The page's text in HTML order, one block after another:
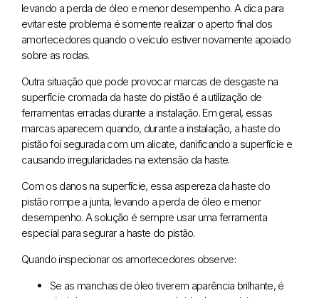
levando a perda de óleo e menor desempenho. A dica para
evitar este problema é somente realizar o aperto final dos
amortecedores quando o veículo estiver novamente apoiado
sobre as rodas.
Outra situação que pode provocar marcas de desgaste na
superfície cromada da haste do pistão é a utilização de
ferramentas erradas durante a instalação. Em geral, essas
marcas aparecem quando, durante a instalação, a haste do
pistão foi segurada com um alicate, danificando a superfície e
causando irregularidades na extensão da haste.
Com os danos na superfície, essa aspereza da haste do
pistão rompe a junta, levando a perda de óleo e menor
desempenho. A solução é sempre usar uma ferramenta
especial para segurar a haste do pistão.
Quando inspecionar os amortecedores observe:
Se as manchas de óleo tiverem aparência brilhante, é